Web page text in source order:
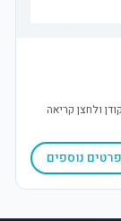
ולחצן קריאה
פרטים נוספים